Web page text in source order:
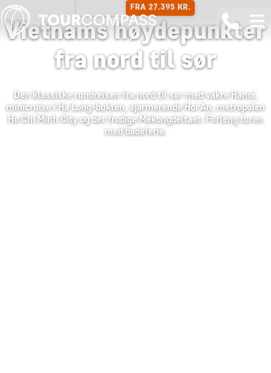
FRA 27.395 KR.
Vietnams høydepunkter
fra nord til sør
Den klassiske rundreisen fra nord til sør med vakre Hanoi,
minicruise i Ha Long-bukten, sjarmerende Hoi An, metropolen
Ho Chi Minh City og det frodige Mekongdeltaet. Forleng turen
med badeferie.